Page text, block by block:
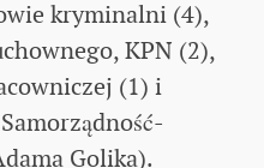
kryminalni (4),
KPN (2),
(1) i
Golika).